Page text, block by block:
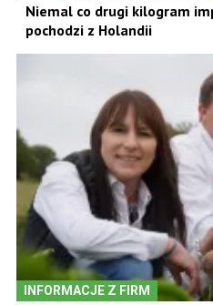
Niemal co drugi kilogram
pochodzi z Holandii
INFORMACJE Z FIRM